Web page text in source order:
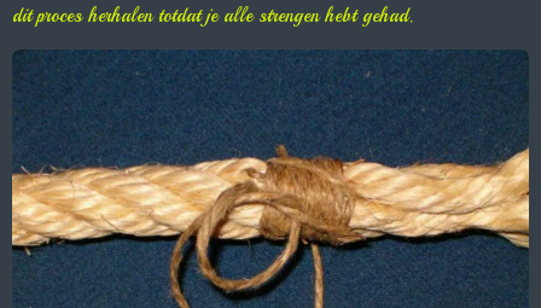
dit proces herhalen totdat je alle strengen hebt gehad.